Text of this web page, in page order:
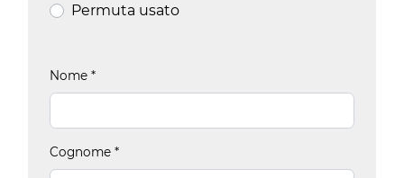
Permuta usato
Nome *
Cognome *